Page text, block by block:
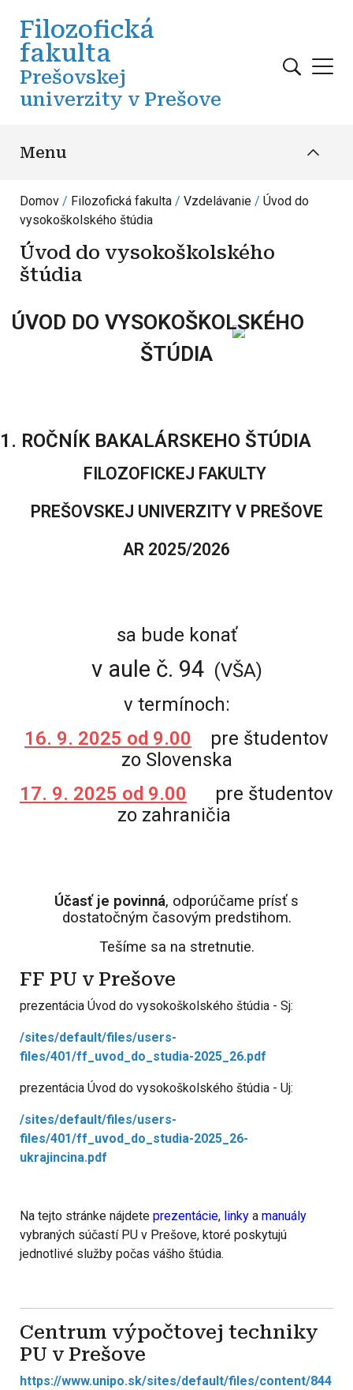
Filozofická
fakulta
Prešovskej
univerzity v Prešove
Menu
Domov Filozofická fakulta Vzdelávanie
Úvod do
vysokoškolského štúdia
Úvod do vysokoškolského
štúdia
ÚVOD DO VYSOKOŠKOLSKÉHO
ŠTÚDIA
1. ROČNÍK BAKALÁRSKEHO ŠTÚDIA
FILOZOFICKEJ FAKULTY
PREŠOVSKEJ UNIVERZITY V PREŠOVE
AR 2025/2026
sa bude konať
v aule č. 94(VŠA)
v termínoch:
16. 9. 2025 od 9.00 pre študentov
zo Slovenska
17. 9. 2025 od 9.00 pre študentov
zo zahraničia
Účasť je povinná, odporúčame prísť s
dostatočným časovým predstihom.
Tešíme sa na stretnutie.
FF PU v Prešove
prezentácia Úvod do vysokoškolského štúdia - Sj:
/sites/default/files/users-
files/401/ff_uvod_do_studia-2025_26.pdf
prezentácia Úvod do vysokoškolského štúdia - Uj:
/sites/default/files/users-
files/401/ff_uvod_do_studia-2025_26-
ukrajincina.pdf
Na tejto stránke nájdete prezentácie, linky a manuály
vybraných súčastí PU v Prešove, ktoré poskytujú
jednotlivé služby počas vášho štúdia.
Centrum výpočtovej techniky
PU v Prešove
https://www.unipo.sk/sites/default/files/content/844